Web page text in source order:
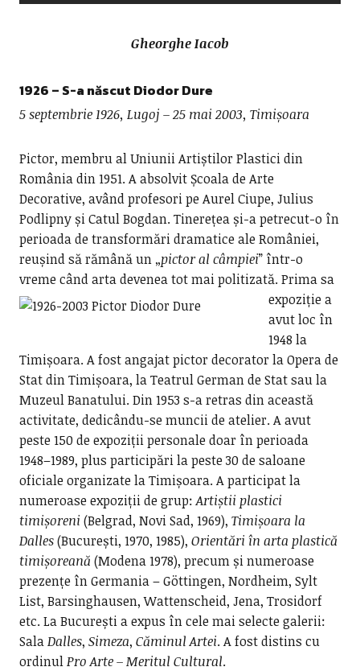
Gheorghe Iacob
1926 – S-a născut Diodor Dure
5 septembrie 1926, Lugoj – 25 mai 2003, Timișoara
Pictor, membru al Uniunii Artiștilor Plastici din
România din 1951. A absolvit Școala de Arte
Decorative, având profesori pe Aurel Ciupe, Julius
Podlipny și Catul Bogdan. Tinerețea și-a petrecut-o în
perioada de transformări dramatice ale României,
reușind să rămână un „pictor al câmpiei” într-o
vreme când arta devenea tot mai politizată.Prima sa
expoziție a
avut loc în
1948 la
Timișoara. A fost angajat pictor decorator la Opera de
Stat din Timișoara, la Teatrul German de Stat sau la
Muzeul Banatului. Din 1953 s-a retras din această
activitate, dedicându-se muncii de atelier. A avut
peste 150 de expoziții personale doar în perioada
1948–1989, plus participări la peste 30 de saloane
oficiale organizate la Timișoara. A participat la
numeroase expoziții de grup:Artiștii plastici
timișoreni (Belgrad, Novi Sad, 1969), Timișoara la
Dalles(București, 1970, 1985), Orientări în arta plastică
timișoreană (Modena 1978), precum și numeroase
prezențe în Germania – Göttingen, Nordheim, Sylt
List, Barsinghausen, Wattenscheid, Jena, Trosidorf
etc. La București a expus în cele mai selecte galerii:
SalaDalles, Simeza, Căminul Artei. A fost distins cu
ordinulPro Arte – Meritul Cultural.